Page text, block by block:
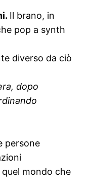
. Il brano, in
pop a synth
diverso da ciò
dopo
persone
mondo che